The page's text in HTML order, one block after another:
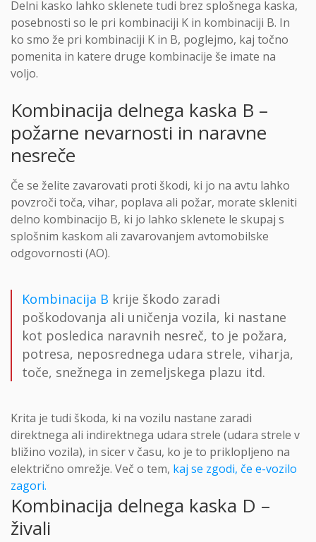
Delni kasko lahko sklenete tudi brez splošnega kaska,
posebnosti so le pri kombinaciji K in kombinaciji B. In
ko smo že pri kombinaciji K in B, poglejmo, kaj točno
pomenita in katere druge kombinacije še imate na
voljo.
Kombinacija delnega kaska B –
požarne nevarnosti in naravne
nesreče
Če se želite zavarovati proti škodi, ki jo na avtu lahko
povzroči toča, vihar, poplava ali požar, morate skleniti
delno kombinacijo B, ki jo lahko sklenete le skupaj s
splošnim kaskom ali zavarovanjem avtomobilske
odgovornosti (AO).
Kombinacija B krije škodo zaradi
poškodovanja ali uničenja vozila, ki nastane
kot posledica naravnih nesreč, to je požara,
potresa, neposrednega udara strele, viharja,
toče, snežnega in zemeljskega plazu itd.
Krita je tudi škoda, ki na vozilu nastane zaradi
direktnega ali indirektnega udara strele (udara strele v
bližino vozila), in sicer v času, ko je to priklopljeno na
električno omrežje. Več o tem, kaj se zgodi, če e-vozilo
zagori.
Kombinacija delnega kaska D –
živali